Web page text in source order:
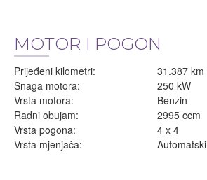
MOTOR I POGON
Prijeđeni kilometri:
31.387 km
Snaga motora:
250 kW
Vrsta motora:
Benzin
Radni obujam:
2995 ccm
Vrsta pogona:
4 x 4
Vrsta mjenjača:
Automatski